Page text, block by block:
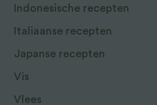
Indonesische recepten
Italiaanse recepten
Japanse recepten
Vis
Vlees